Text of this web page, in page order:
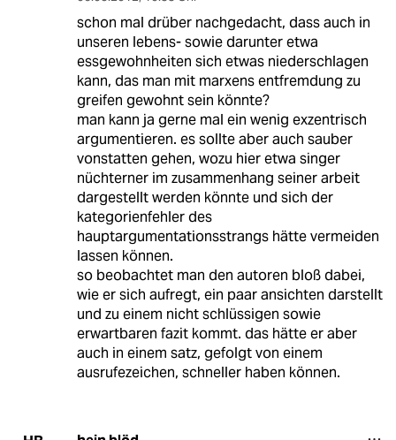
schon mal drüber nachgedacht, dass auch in
unseren lebens- sowie darunter etwa
essgewohnheiten sich etwas niederschlagen
kann, das man mit marxens entfremdung zu
greifen gewohnt sein könnte?
man kann ja gerne mal ein wenig exzentrisch
argumentieren. es sollte aber auch sauber
vonstatten gehen, wozu hier etwa singer
nüchterner im zusammenhang seiner arbeit
dargestellt werden könnte und sich der
kategorienfehler des
hauptargumentationsstrangs hätte vermeiden
lassen können.
so beobachtet man den autoren bloß dabei,
wie er sich aufregt, ein paar ansichten darstellt
und zu einem nicht schlüssigen sowie
erwartbaren fazit kommt. das hätte er aber
auch in einem satz, gefolgt von einem
ausrufezeichen, schneller haben können.